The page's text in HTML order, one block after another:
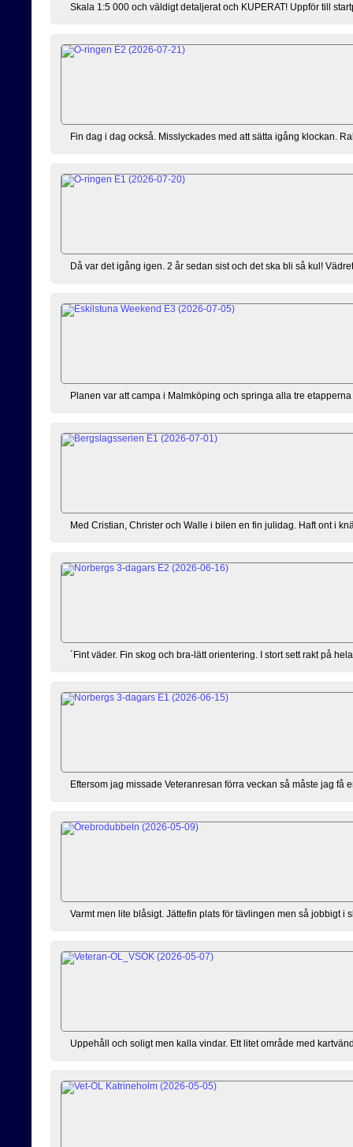
Skala 1:5 000 och väldigt detaljerat och KUPERAT! Uppför till
Fin dag i dag också. Misslyckades med att sätta igång klockan.
Då var det igång igen. 2 år sedan sist och det ska bli så kul!
Planen var att campa i Malmköping och springa alla tre
Med Cristian, Christer och Walle i bilen en fin julidag. Haft ont i
´Fint väder. Fin skog och bra-lätt orientering. I stort sett rakt på
Eftersom jag missade Veteranresan förra veckan så måste jag
Varmt men lite blåsigt. Jättefin plats för tävlingen men så jobbigt i
Uppehåll och soligt men kalla vindar. Ett litet område med